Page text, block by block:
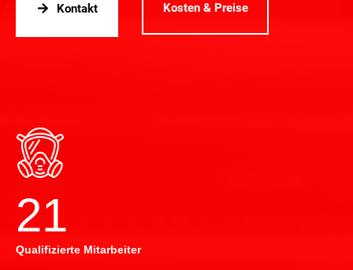
Kontakt Kosten & Preise
22
Qualifizierte Mitarbeiter